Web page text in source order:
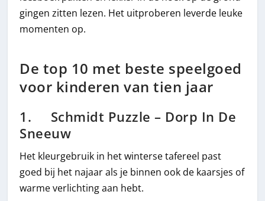
gingen zitten lezen. Het uitproberen leverde leuke
momenten op.
De top 10 met beste speelgoed
voor kinderen van tien jaar
1. Schmidt Puzzle – Dorp In De
Sneeuw
Het kleurgebruik in het winterse tafereel past
goed bij het najaar als je binnen ook de kaarsjes of
warme verlichting aan hebt.